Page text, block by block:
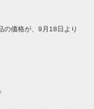
の価格が、9月18日より